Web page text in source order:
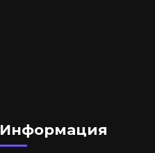
Информация